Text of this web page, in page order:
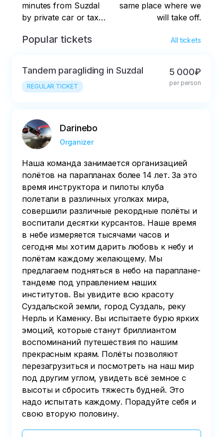
minutes from Suzdal
by private car or taxi.
the village of Maloe
same place where we
will take off.
Popular tickets All tickets
Tandem paragliding in Suzdal
REGULAR TICKET
5 000₽
per person
Darinebo
Organizer
Наша команда занимается организацией
полётов на парапланах более 14 лет. За это
время инструктора и пилоты клуба
полетали в различных уголках мира,
совершили различные рекордные полёты и
воспитали десятки курсантов. Наше время
в небе измеряется тысячами часов и
сегодня мы хотим дарить любовь к небу и
полётам каждому желающему. Мы
предлагаем подняться в небо на параплане-
тандеме под управлением наших
институтов. Вы увидите всю красоту
Суздальской земли, город Суздаль, реку
Нерль и Каменку. Вы испытаете бурю ярких
эмоций, которые станут бриллиантом
воспоминаний путешествия по нашим
прекрасным краям. Полёты позволяют
перезагрузиться и посмотреть на наш мир
под другим углом, увидеть всё земное с
высоты и сбросить тяжесть будней. Это
надо испытать каждому. Порадуйте себя и
свою вторую половину.